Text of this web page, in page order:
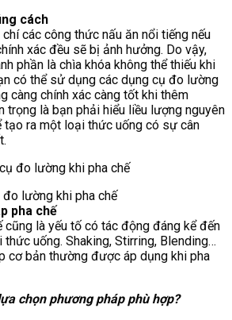
cách
các công thức nấu ăn nổi tiếng nếu
xác đều sẽ bị ảnh hưởng. Do vậy,
phần là chìa khóa không thể thiếu khi
có thể sử dụng các dụng cụ đo lường
càng chính xác càng tốt khi thêm
trọng là bạn phải hiểu liều lượng nguyên
ra một loại thức uống có sự cân
lường khi pha chế
pha chế
cũng là yếu tố có tác động đáng kể đến
uống. Shaking, Stirring, Blending…
cơ bản thường được áp dụng khi pha
chọn phương pháp phù hợp?